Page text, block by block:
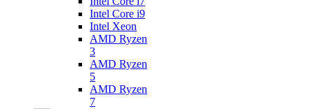
Intel Core i9
Intel Xeon
AMD Ryzen
3
AMD Ryzen
5
AMD Ryzen
7